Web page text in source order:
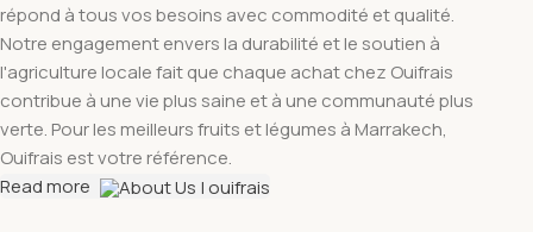
répond à tous vos besoins avec commodité et qualité.
Notre engagement envers la durabilité et le soutien à
l'agriculture locale fait que chaque achat chez Ouifrais
contribue à une vie plus saine et à une communauté plus
verte. Pour les meilleurs fruits et légumes à Marrakech,
Ouifrais est votre référence.
Read more